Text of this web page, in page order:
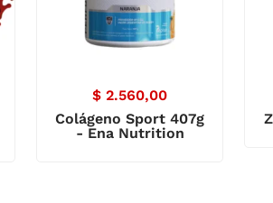
$ 2.560,00
Colágeno Sport 407g
- Ena Nutrition